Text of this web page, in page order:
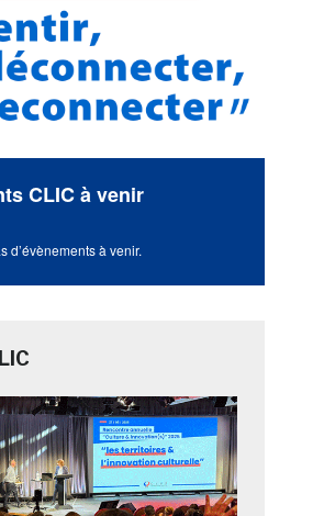
CLIC à venir
d’évènements à venir.